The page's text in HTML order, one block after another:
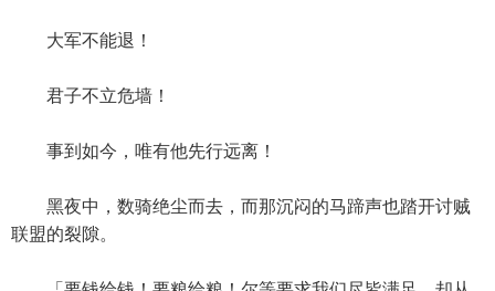
大军不能退！
君子不立危墙！
事到如今，唯有他先行远离！
黑夜中，数骑绝尘而去，而那沉闷的马蹄声也踏开讨贼
联盟的裂隙。